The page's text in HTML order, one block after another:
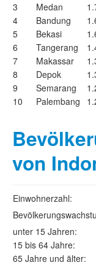
3
Medan
4
Bandung
5
Bekasi
6
Tangerang
7
Makassar
8
Depok
9
Semarang
10
Palembang
von
Einwohnerzahl:
unter 15 Jahren:
15 bis 64 Jahre:
65 Jahre und älter: